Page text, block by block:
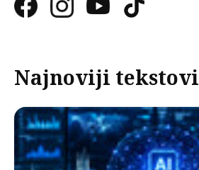
Najnoviji tekstovi